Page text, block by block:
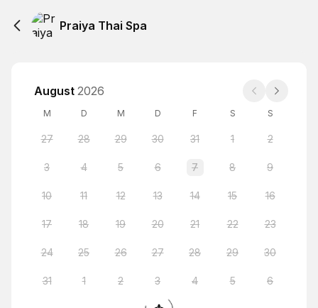
Praiya Thai Spa
August 2026
M D M D F S S
27 28 29 30 31 1 2
3 4 5 6 7 8 9
10 11 12 13 14 15 16
17 18 19 20 21 22 23
24 25 26 27 28 29 30
31 1 2 3 4 5 6